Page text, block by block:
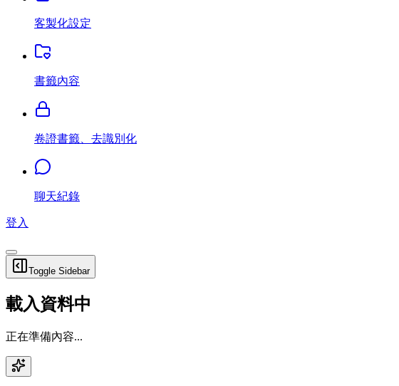
客製化設定
書籤內容
卷證書籤、去識別化
聊天紀錄
登入
Toggle Sidebar
載入資料中
正在準備內容...